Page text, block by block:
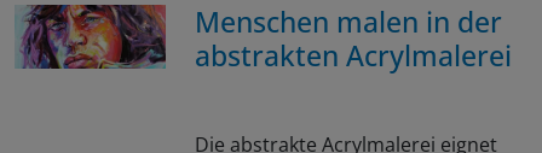
Menschen malen in der
abstrakten Acrylmalerei
Die abstrakte Acrylmalerei eignet